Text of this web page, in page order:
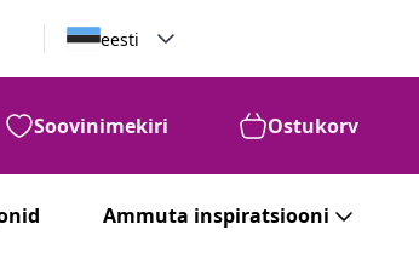
eesti
Soovinimekiri Ostukorv
Ammuta inspiratsiooni